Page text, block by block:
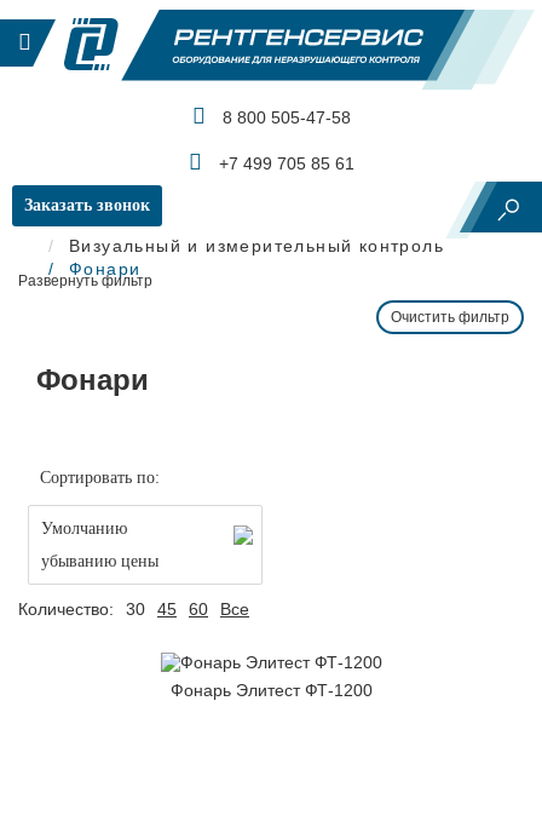
8 800 505-47-58
+7 499 705 85 61
Заказать звонок
Главная
Визуальный и измерительный контроль
Фонари
Развернуть фильтр
Очистить фильтр
Фонари
Сортировать по:
Умолчанию
убыванию цены
Количество: 30 45 60 Все
Фонарь Элитест ФТ-1200